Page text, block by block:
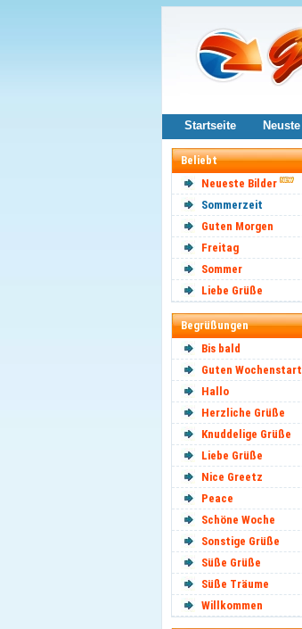
Startseite Neuste
Beliebt
Neueste Bilder
Sommerzeit
Guten Morgen
Freitag
Sommer
Liebe Grüße
Begrüßungen
Bis bald
Guten Wochenstart
Hallo
Herzliche Grüße
Knuddelige Grüße
Liebe Grüße
Nice Greetz
Peace
Schöne Woche
Sonstige Grüße
Süße Grüße
Süße Träume
Willkommen